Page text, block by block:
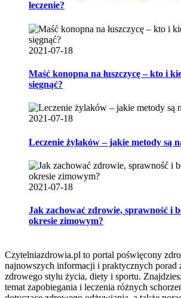
leczenie?
2021-07-18
Maść konopna na łuszczycę – kto i
sięgnąć?
2021-07-18
Leczenie żylaków – jakie metody są
2021-07-18
Jak zachować zdrowie, sprawność i
okresie zimowym?
Czytelniazdrowia.pl to portal poświęcony
najnowszych informacji i praktycznych porad
zdrowego stylu życia, diety i sportu.
temat zapobiegania i leczenia różnych